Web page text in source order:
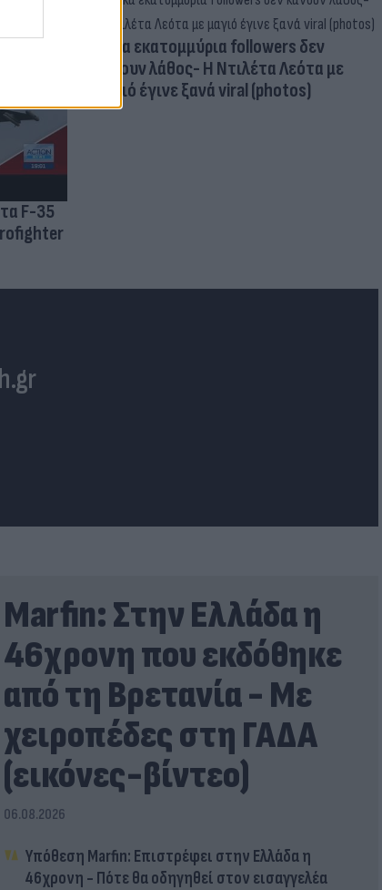
F-35
Δέκα εκατομμύρια followers δεν
κάνουν λάθος- Η Ντιλέτα Λεότα με
μαγιό έγινε ξανά viral (photos)
Marfin: Στην Ελλάδα η
46χρονη που εκδόθηκε
από τη Βρετανία - Με
χειροπέδες στη ΓΑΔΑ
(εικόνες-βίντεο)
06.08.2026
Υπόθεση Marfin: Επιστρέφει στην Ελλάδα η
46χρονη - Πότε θα οδηγηθεί στον εισαγγελέα